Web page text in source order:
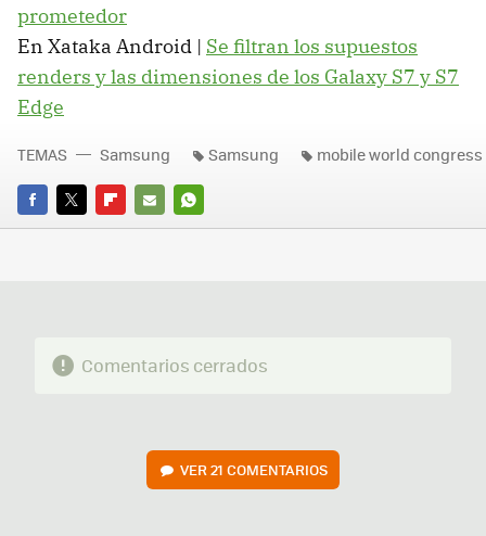
prometedor
En Xataka Android | Se filtran los supuestos
renders y las dimensiones de los Galaxy S7 y S7
Edge
FACEBOOK
TWITTERFLIPBOARD
E-
WHATSAPP
TEMAS Samsung Samsung mobile world congress
Comentarios cerrados
VER21 COMENTARIOS